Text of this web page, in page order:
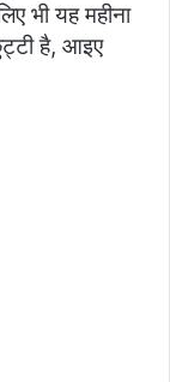
भी यह महीना
है, आइए